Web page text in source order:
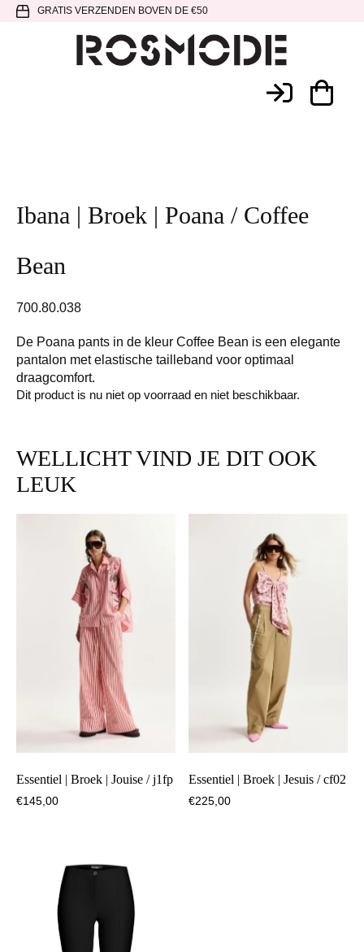
Spring
hoofdnavigatie
Door
SpringGRATIS VERZENDEN BOVEN DE €50
Ibana | Broek | Poana / Coffee
Bean
700.80.038
De Poana pants in de kleur Coffee Bean is een elegante
pantalon met elastische tailleband voor optimaal
draagcomfort.
Dit product is nu niet op voorraad en niet beschikbaar.
WELLICHT VIND JE DIT OOK
LEUK
Essentiel | Broek | Jouise / j1fp
€145,00
Essentiel | Broek | Jesuis / cf02
€225,00